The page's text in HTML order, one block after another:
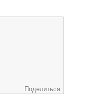
Поделиться